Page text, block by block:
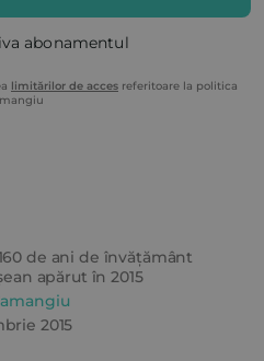
de ani de învățământ
apărut în 2015
2015
abonamentul
limitărilor de acces referitoare la politica